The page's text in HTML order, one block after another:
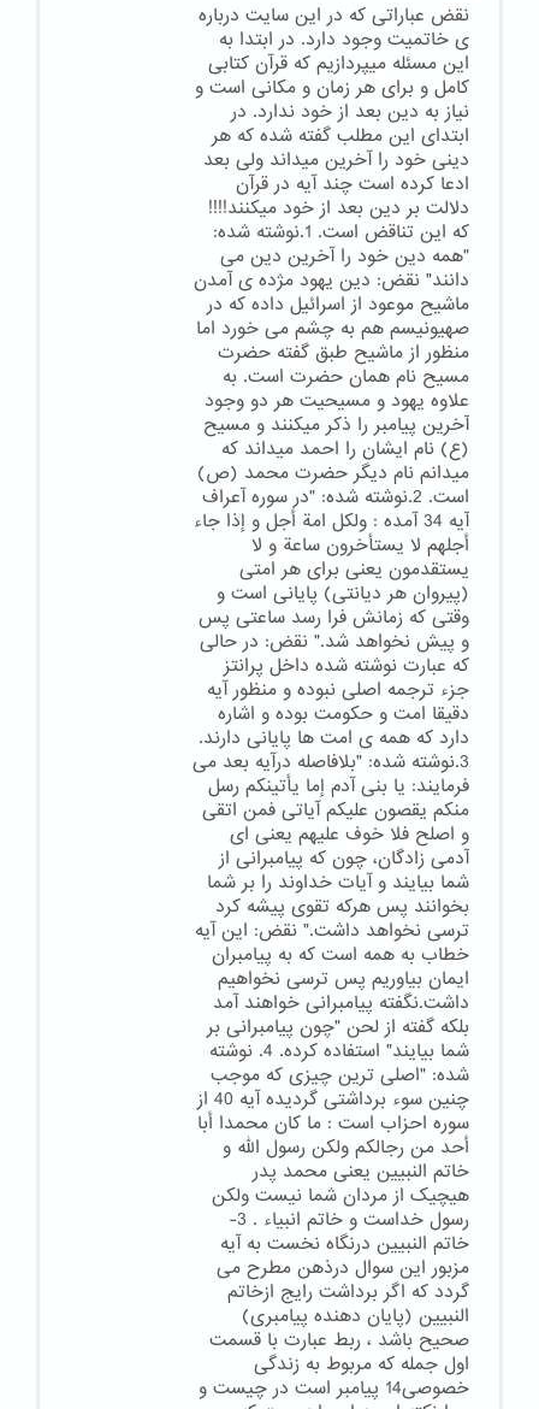
نقض عباراتی که در این سایت درباره
ی خاتمیت وجود دارد. در ابتدا به
این مسئله میپردازیم که قرآن کتابی
کامل و برای هر زمان و مکانی است و
نیاز به دین بعد از خود ندارد. در
ابتدای این مطلب گفته شده که هر
دینی خود را آخرین میداند ولی بعد
ادعا کرده است چند آیه در قرآن
دلالت بر دین بعد از خود میکنند!!!!
که این تناقض است. 1.نوشته شده:
"همه دین خود را آخرین دین می
دانند" نقض: دین یهود مژده ی آمدن
ماشیح موعود از اسرائیل داده که در
صهیونیسم هم به چشم می خورد اما
منظور از ماشیح طبق گفته حضرت
مسیح نام همان حضرت است. به
علاوه یهود و مسیحیت هر دو وجود
آخرین پیامبر را ذکر میکنند و مسیح
(ع) نام ایشان را احمد میداند که
میدانم نام دیگر حضرت محمد (ص)
است. 2.نوشته شده: "در سوره آعراف
آیه 34 آمده : ولکل امة أجل و إذا جاء
أجلهم لا یستأخرون ساعة و لا
یستقدمون یعنی برای هر امتی
(پیروان هر دیانتی) پایانی است و
وقتی که زمانش فرا رسد ساعتی پس
و پیش نخواهد شد." نقض: در حالی
که عبارت نوشته شده داخل پرانتز
جزء ترجمه اصلی نبوده و منظور آیه
دقیقا امت و حکومت بوده و اشاره
دارد که همه ی امت ها پایانی دارند.
3.نوشته شده: "بلافاصله درآیه بعد می
فرمایند: یا بنی آدم إما یأتینکم رسل
منکم یقصون علیکم آیاتی فمن اتقی
و اصلح فلا خوف علیهم یعنی ای
آدمی زادگان، چون که پیامبرانی از
شما بیایند و آیات خداوند را بر شما
بخوانند پس هرکه تقوی پیشه کرد
ترسی نخواهد داشت." نقض: این آیه
خطاب به همه است که به پیامبران
ایمان بیاوریم پس ترسی نخواهیم
داشت.نگفته پیامبرانی خواهند آمد
بلکه گفته از لحن "چون پیامبرانی بر
شما بیایند" استفاده کرده. 4. نوشته
شده: "اصلی ترین چیزی که موجب
چنین سوء برداشتی گردیده آیه 40 از
سوره احزاب است : ما کان محمدا أبا
أحد من رجالکم ولکن رسول الله و
خاتم النبیین یعنی محمد پدر
هیچیک از مردان شما نیست ولکن
رسول خداست و خاتم انبیاء . 3-
خاتم النبیین درنگاه نخست به آیه
مزبور این سوال درذهن مطرح می
گردد که اگر برداشت رایج ازخاتم
النبیین (پایان دهنده پیامبری)
صحیح باشد ، ربط عبارت با قسمت
اول جمله که مربوط به زندگی
خصوصی14 پیامبر است در چیست و